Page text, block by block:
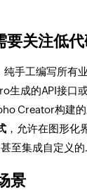
要关注低代
手工编写所有
生成的API接口
Creator构建
，允许在图形化
至集成自定义的
景